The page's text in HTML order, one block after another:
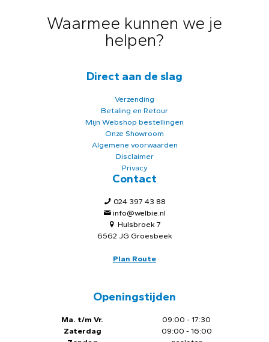
Waarmee kunnen we je
helpen?
Direct aan de slag
Verzending
Betaling en Retour
Mijn Webshop bestellingen
Onze Showroom
Algemene voorwaarden
Disclaimer
Privacy
Contact
024 397 43 88
info@welbie.nl
Hulsbroek 7
6562 JG Groesbeek
Plan Route
Openingstijden
Ma. t/m Vr.
Zaterdag
09:00 - 17:30
09:00 - 16:00